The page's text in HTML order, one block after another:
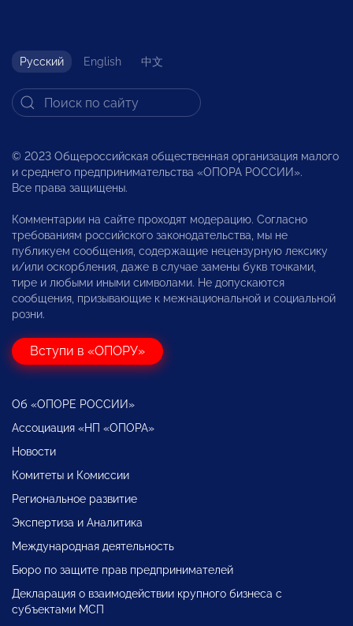
Русский English 中文
© 2023 Общероссийская общественная организация малого
и среднего предпринимательства «ОПОРА РОССИИ».
Все права защищены.
Комментарии на сайте проходят модерацию. Согласно
требованиям российского законодательства, мы не
публикуем сообщения, содержащие нецензурную лексику
и/или оскорбления, даже в случае замены букв точками,
тире и любыми иными символами. Не допускаются
сообщения, призывающие к межнациональной и социальной
розни.
Вступи в «ОПОРУ»
Об «ОПОРЕ РОССИИ»
Ассоциация «НП «ОПОРА»
Новости
Комитеты и Комиссии
Региональное развитие
Экспертиза и Аналитика
Международная деятельность
Бюро по защите прав предпринимателей
Декларация о взаимодействии крупного бизнеса с
субъектами МСП